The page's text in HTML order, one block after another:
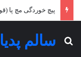
سالم پدیا
جستجو برای